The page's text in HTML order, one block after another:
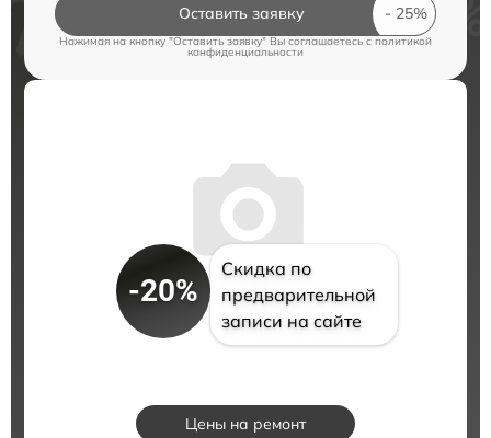
Оставить заявку
Нажимая на кнопку "Оставить заявку" Вы соглашаетесь c политикой
конфиденциальности
-20%
Скидка по
предварительной
записи на сайте
Цены на ремонт